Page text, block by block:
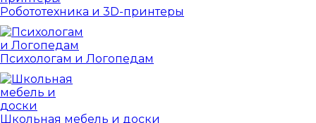
Робототехника и 3D-принтеры
Психологам и Логопедам
Школьная мебель и доски